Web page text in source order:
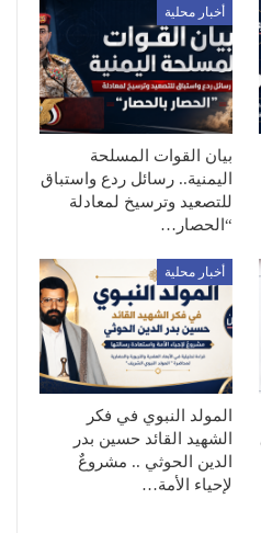
أخبار محلية
بيان القوات المسلحة
اليمنية.. رسائل ردع واستباق
للتصعيد وترسيخ لمعادلة
“الحصار…
أخبار محلية
المولد النبوي في فكر
الشهيد القائد حسين بدر
الدين الحوثي .. مشروعٌ
لإحياء الأمة…